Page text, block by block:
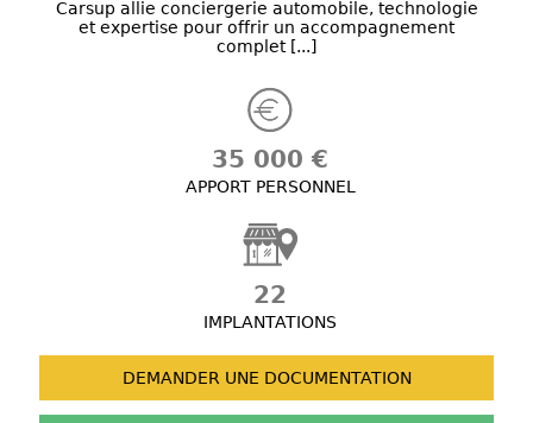
Carsup allie conciergerie automobile, technologie
et expertise pour offrir un accompagnement
complet [...]
35 000 €
APPORT PERSONNEL
22
IMPLANTATIONS
DEMANDER UNE DOCUMENTATION